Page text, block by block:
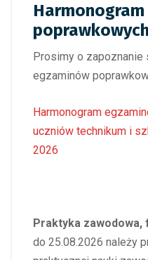
poprawkowych
Prosimy o zapoznanie
egzaminów
Harmonogram
uczniów technikum i
2026
Praktyka zawodowa,
do 25.08.2026 należy